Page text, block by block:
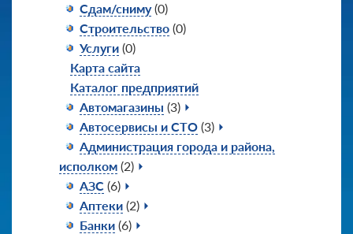
Сдам/сниму(0)
Строительство (0)
Услуги (0)
Карта сайта
Каталог предприятий
Автомагазины (3)
Автосервисы и СТО (3)
Администрация города и района,
исполком (2)
АЗС (6)
Аптеки (2)
Банки (6)